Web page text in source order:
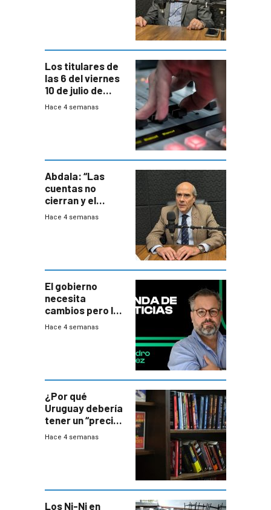
Los titulares de
las 6 del viernes
10 de julio de
2026
Hace 4 semanas
Abdala: “Las
cuentas no
cierran y el
balance del
Hace 4 semanas
El gobierno
necesita
cambios pero los
ministros tienen
Hace 4 semanas
¿Por qué
Uruguay debería
tener un “precio
único” en los
Hace 4 semanas
Los Ni-Ni en